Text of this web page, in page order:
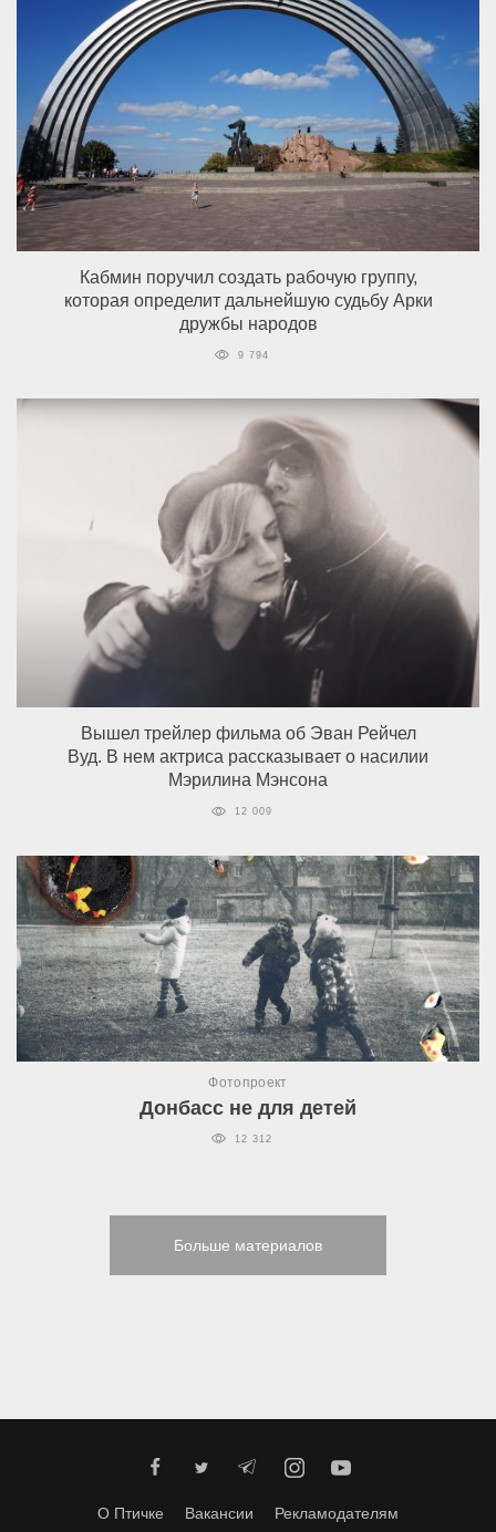
Кабмин поручил создать рабочую группу,
которая определит дальнейшую судьбу Арки
дружбы народов
9 794
Вышел трейлер фильма об Эван Рейчел
Вуд. В нем актриса рассказывает о насилии
Мэрилина Мэнсона
12 009
Фотопроект
Донбасс не для детей
12 312
Больше материалов
О Птичке Вакансии
Рекламодателям